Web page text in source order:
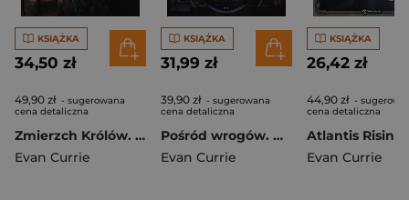
KSIĄŻKA
34,50 zł
49,90 zł - sugerowana
cena detaliczna
Zmierzch Królów. Odyssey One. Tom 8
Evan Currie
KSIĄŻKA
31,99 zł
39,90 zł - sugerowana
cena detaliczna
Pośród wrogów. Hayden War. Tom 9
Evan Currie
KSIĄŻKA
26,42 zł
44,90 zł -
cena detaliczna
Evan Currie